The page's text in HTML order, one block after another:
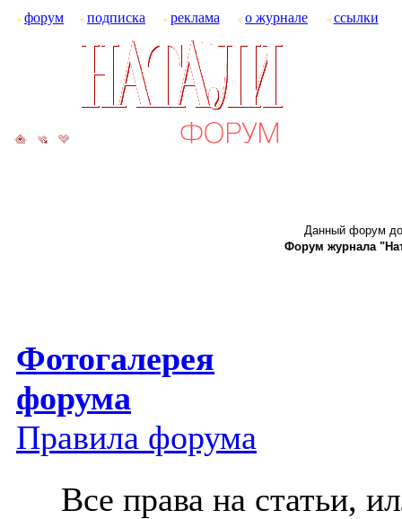
форум подписка реклама о журнале ссылки
Данный форум
Форум журнала
Фотогалерея
форума
Правила форума
Все права на статьи,